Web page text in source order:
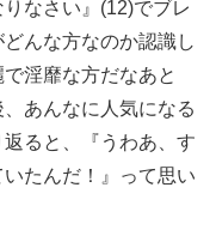
なさい』(12)でブレ
んな方なのか認識し
淫靡な方だなあと
あんなに人気になる
ると、『うわあ、す
たんだ！』って思い